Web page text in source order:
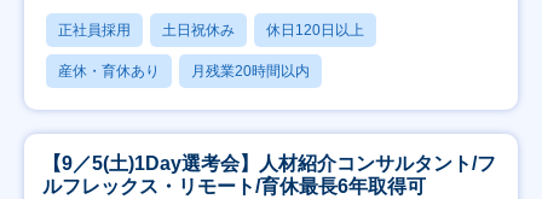
正社員採用 土日祝休み 休日120日以上
産休・育休あり 月残業20時間以内
【9／5(土)1Day選考会】人材紹介コンサルタント/フ
ルフレックス・リモート/育休最長6年取得可